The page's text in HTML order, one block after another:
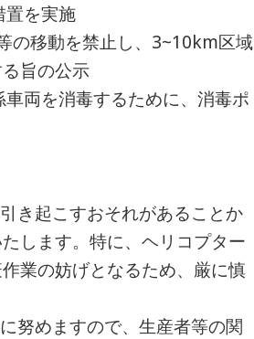
置を実施
の移動を禁止し、3~10km区域
旨の公示
両を消毒するために、消毒ポ
き起こすおそれがあることか
します。特に、ヘリコプター
業の妨げとなるため、厳に慎
努めますので、生産者等の関